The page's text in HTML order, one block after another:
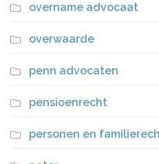
overname advocaat
overwaarde
penn advocaten
pensioenrecht
personen en